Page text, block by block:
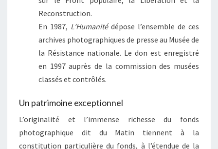
Reconstruction.
En 1987, L’Humanitédépose l’ensemble de ces
archives photographiques de presse au Musée de
la Résistance nationale. Le don est enregistré
en 1997 auprès de la commission des musées
classés et contrôlés.
Un patrimoine exceptionnel
L’originalité et l’immense richesse du fonds
photographique dit du Matin tiennent à la
constitution particulière du fonds, à l’étendue de la